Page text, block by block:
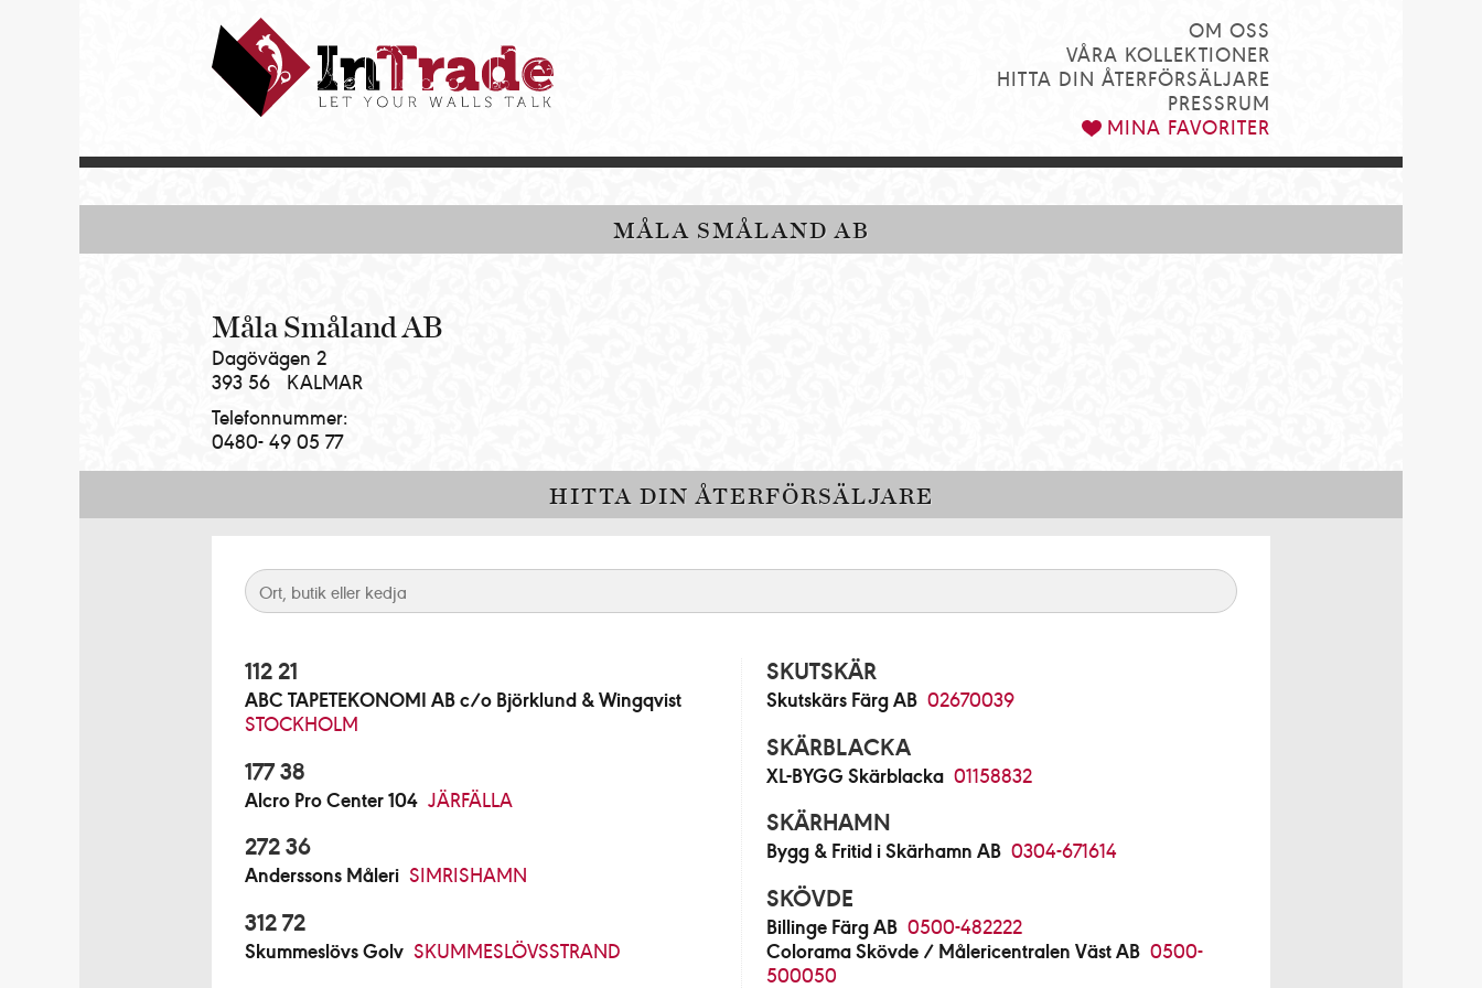
OM OSS
VÅRA KOLLEKTIONER
HITTA DIN ÅTERFÖRSÄLJARE
PRESSRUM
MINA FAVORITER
MÅLA SMÅLAND AB
Måla Småland AB
Dagövägen 2
393 56
KALMAR
Telefonnummer:
0480- 49 05 77
HITTA DIN ÅTERFÖRSÄLJARE
112 21
ABC TAPETEKONOMI AB c/o Björklund & Wingqvist
STOCKHOLM
177 38
Alcro Pro Center 104 JÄRFÄLLA
272 36
Anderssons Måleri SIMRISHAMN
312 72
Skummeslövs Golv SKUMMESLÖVSSTRAND
SKUTSKÄR
Skutskärs Färg AB 02670039
SKÄRBLACKA
XL-BYGG Skärblacka 01158832
SKÄRHAMN
Bygg & Fritid i Skärhamn AB 0304-671614
SKÖVDE
Billinge Färg AB 0500-482222
Colorama Skövde / Målericentralen Väst AB 0500-
500050